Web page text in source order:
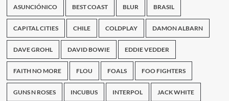
Colombia
en
el
ASUNCIÓNICO BEST COAST BLUR BRASIL
CAPITAL CITIES CHILE COLDPLAY DAMON ALBARN
DAVE GROHL DAVID BOWIE EDDIE VEDDER
FAITH NO MORE FLOU FOALS FOO FIGHTERS
GUNS N ROSES INCUBUS INTERPOL JACK WHITE